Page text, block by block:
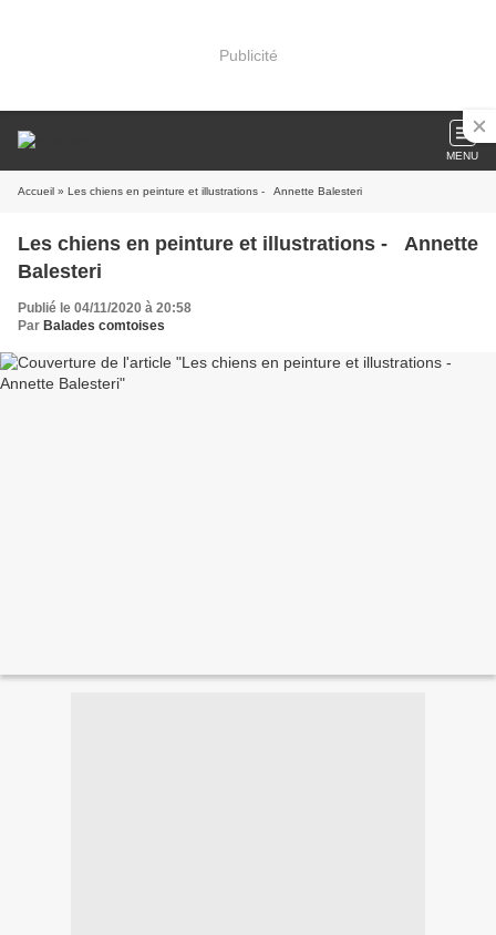
Publicité
MENU
Accueil » Les chiens en peinture et illustrations - Annette Balesteri
Les chiens en peinture et illustrations - Annette
Balesteri
Publié le 04/11/2020 à 20:58
Par Balades comtoises